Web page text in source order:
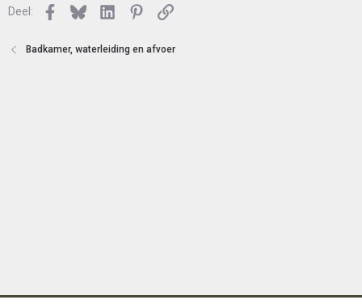
Deel: Facebook
BlueskyLinkedInPinterest
Link
Badkamer, waterleiding en afvoer